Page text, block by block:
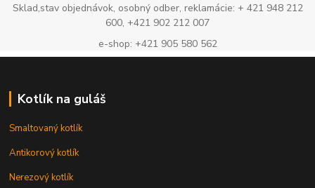
Sklad,stav objednávok, osobný odber, reklamácie: + 421 948 212
600, +421 902 212 007
e-shop: +421 905 580 562
Kotlík na guláš
Smaltovaný kotlík
Antikorový kotlík
Nerezový kotlík